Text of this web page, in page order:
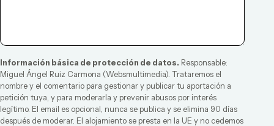
Información básica de protección de datos. Responsable:
Miguel Ángel Ruiz Carmona (Websmultimedia). Trataremos el
nombre y el comentario para gestionar y publicar tu aportación a
petición tuya, y para moderarla y prevenir abusos por interés
legítimo. El email es opcional, nunca se publica y se elimina 90 días
después de moderar. El alojamiento se presta en la UE y no cedemos